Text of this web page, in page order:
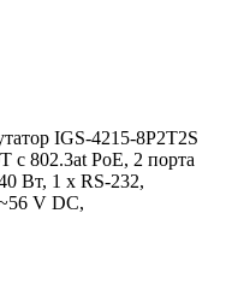
IGS-4215-8P2T2S
с 802.3at PoE, 2 порта
Вт, 1 x RS-232,
V DC,